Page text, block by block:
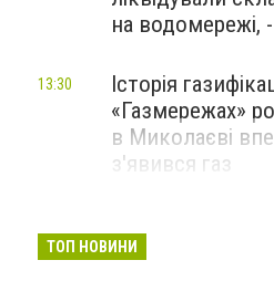
Дтп
Авария в Николаеве
на водомережі,
Історія
«Газмережах»
в Миколаєві
з'явився газ
13:30
Миколаєві 2026:
ТОП НОВИНИ